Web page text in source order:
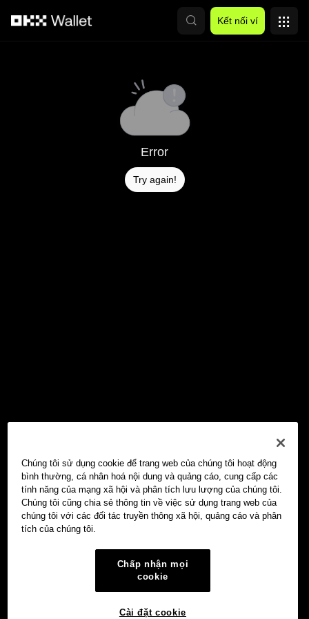
Kết nối ví
Error
Try again!
Chúng tôi sử dụng cookie để trang web của chúng tôi hoạt động
bình thường, cá nhân hoá nội dung và quảng cáo, cung cấp các
tính năng của mạng xã hội và phân tích lưu lượng của chúng tôi.
Chúng tôi cũng chia sẻ thông tin về việc sử dụng trang web của
chúng tôi với các đối tác truyền thông xã hội, quảng cáo và phân
tích của chúng tôi.
Chấp nhận mọi
cookie
Cài đặt cookie